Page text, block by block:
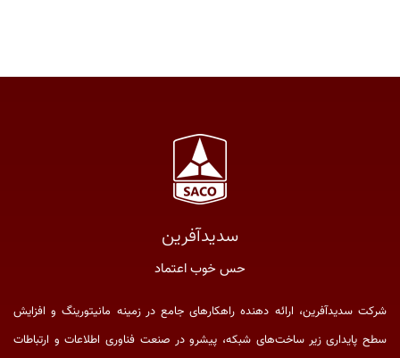
سدید‌آفرین
حس خوب اعتماد
شرکت سدید‌آفرین، ارائه دهنده راهکارهای جامع در زمینه مانیتورینگ و افزایش
سطح پایداری زیر ساخت‌های شبکه، پیشرو در صنعت فناوری اطلاعات و ارتباطات